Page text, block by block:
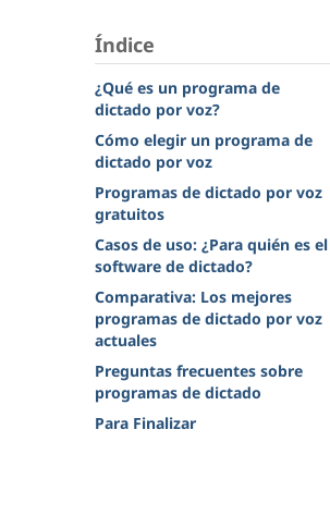
Índice
¿Qué es un programa de
dictado por voz?
Cómo elegir un programa de
dictado por voz
Programas de dictado por voz
gratuitos
Casos de uso: ¿Para quién es el
software de dictado?
Comparativa: Los mejores
programas de dictado por voz
actuales
Preguntas frecuentes sobre
programas de dictado
Para Finalizar